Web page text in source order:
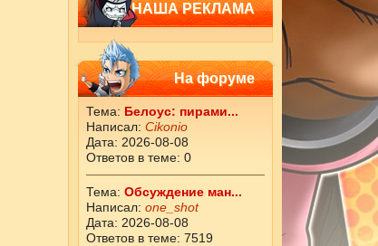
НАША РЕКЛАМА
На форуме
Тема: Белоус: пирами...
Написал: Cikоnio
Дата: 2026-08-08
Ответов в теме: 0
Тема: Обсуждение ман...
Написал: one_shot
Дата: 2026-08-08
Ответов в теме: 7519